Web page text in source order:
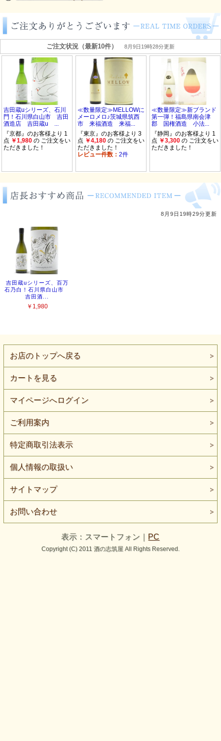
お店のトップへ戻る
カートを見る
マイページへログイン
ご利用案内
特定商取引法表示
個人情報の取扱い
サイトマップ
お問い合わせ
表示：スマートフォン｜ PC
Copyright (C) 2011 酒の志筑屋 All Rights Reserved.